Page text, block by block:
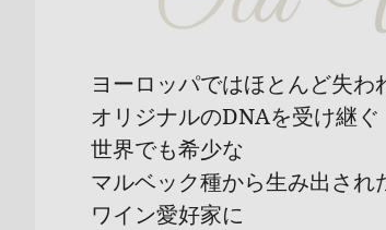
ヨーロッパではほとんど失わ
オリジナルのDNAを受け継ぐ
世界でも希少な
マルベック種から生み出され
ワイン愛好家に